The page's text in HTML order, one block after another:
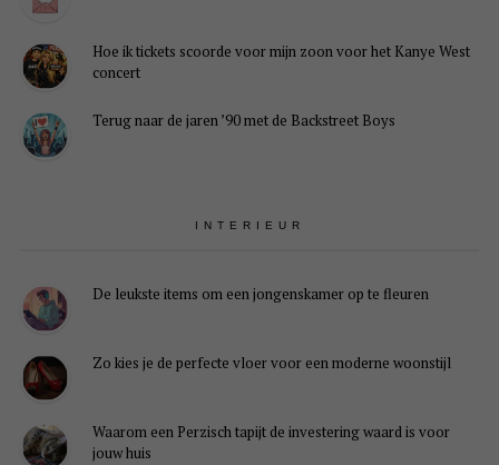
Hoe ik tickets scoorde voor mijn zoon voor het Kanye West
concert
Terug naar de jaren ’90 met de Backstreet Boys
INTERIEUR
De leukste items om een jongenskamer op te fleuren
Zo kies je de perfecte vloer voor een moderne woonstijl
Waarom een Perzisch tapijt de investering waard is voor
jouw huis